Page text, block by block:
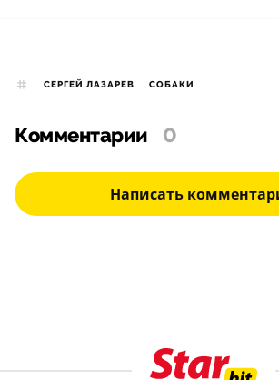
СЕРГЕЙ ЛАЗАРЕВ СОБАКИ
Комментарии 0
Написать